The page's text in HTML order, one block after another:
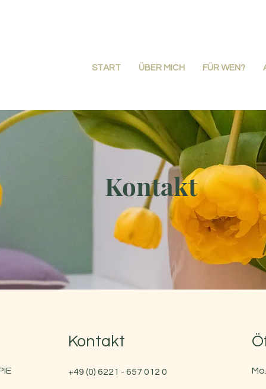
START ÜBER MICH FÜR WEN?
Kontakt
Kontakt
+49 (0) 6221 - 657 012 0